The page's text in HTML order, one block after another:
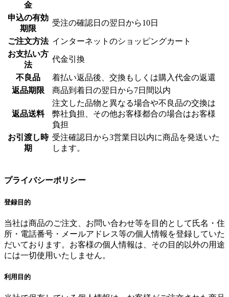
金
申込の有効
期限
受注の確認日の翌日から10日
ご注文方法 インターネットのショッピングカート
お支払い方
法
代金引換
不良品
着払い返品後、交換もしくは購入代金の返還
返品期限
商品到着日の翌日から7日間以内
返品送料
注文した品物と異なる場合や不良品の交換は
弊社負担、その他お客様都合の場合はお客様
負担
お引渡し時
期
受注確認日から3営業日以内に商品を発送いた
します。
プライバシーポリシー
登録目的
当社は商品のご注文、お問い合わせ等を目的として氏名・住
所・電話番号・メールアドレス等の個人情報を登録していた
だいております。お客様の個人情報は、その目的以外の用途
には一切使用いたしません。
利用目的